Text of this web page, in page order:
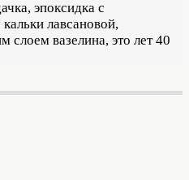
эпоксидка с
лавсановой,
слоем вазелина, это лет 40